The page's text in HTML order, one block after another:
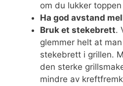
om du lukker
Ha god avstand
Bruk et stekebrett.
glemmer helt at
stekebrett i grillen.
den sterke
mindre av